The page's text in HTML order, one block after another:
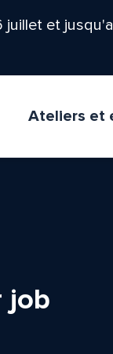
et
Ateliers et
job